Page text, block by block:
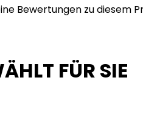
Bewertungen zu diesem
FÜR SIE